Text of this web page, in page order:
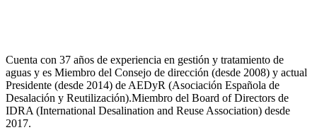
Cuenta con 37 años de experiencia en gestión y tratamiento de
aguas y es Miembro del Consejo de dirección (desde 2008) y actual
Presidente (desde 2014) de AEDyR (Asociación Española de
Desalación y Reutilización).Miembro del Board of Directors de
IDRA (International Desalination and Reuse Association) desde
2017.